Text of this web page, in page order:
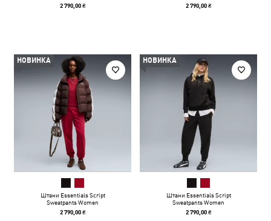
2 790,00 ₴ 2 790,00 ₴
НОВИНКА
Штани Essentials Script
Sweatpants Women
2 790,00 ₴
НОВИНКА
Штани Essentials Script
Sweatpants Women
2 790,00 ₴